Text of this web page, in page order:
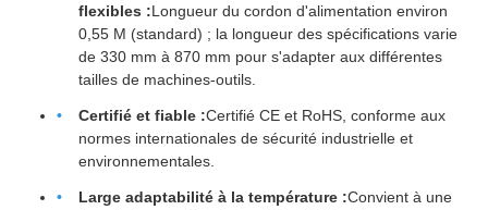
flexibles :Longueur du cordon d'alimentation environ
0,55 M (standard) ; la longueur des spécifications varie
de 330 mm à 870 mm pour s'adapter aux différentes
tailles de machines-outils.
Certifié et fiable :Certifié CE et RoHS, conforme aux
normes internationales de sécurité industrielle et
environnementales.
Large adaptabilité à la température :Convient à une